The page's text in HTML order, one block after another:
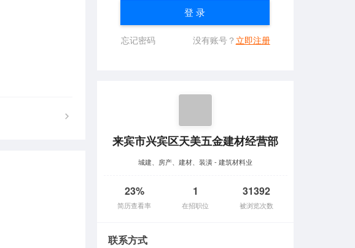
登 录
忘记密码 没有账号？ 立即注册
来宾市兴宾区天美五金建材经营部
城建、房产、建材、装潢 - 建筑材料业
23%
简历查看率
1
在招职位
31392
被浏览次数
联系方式